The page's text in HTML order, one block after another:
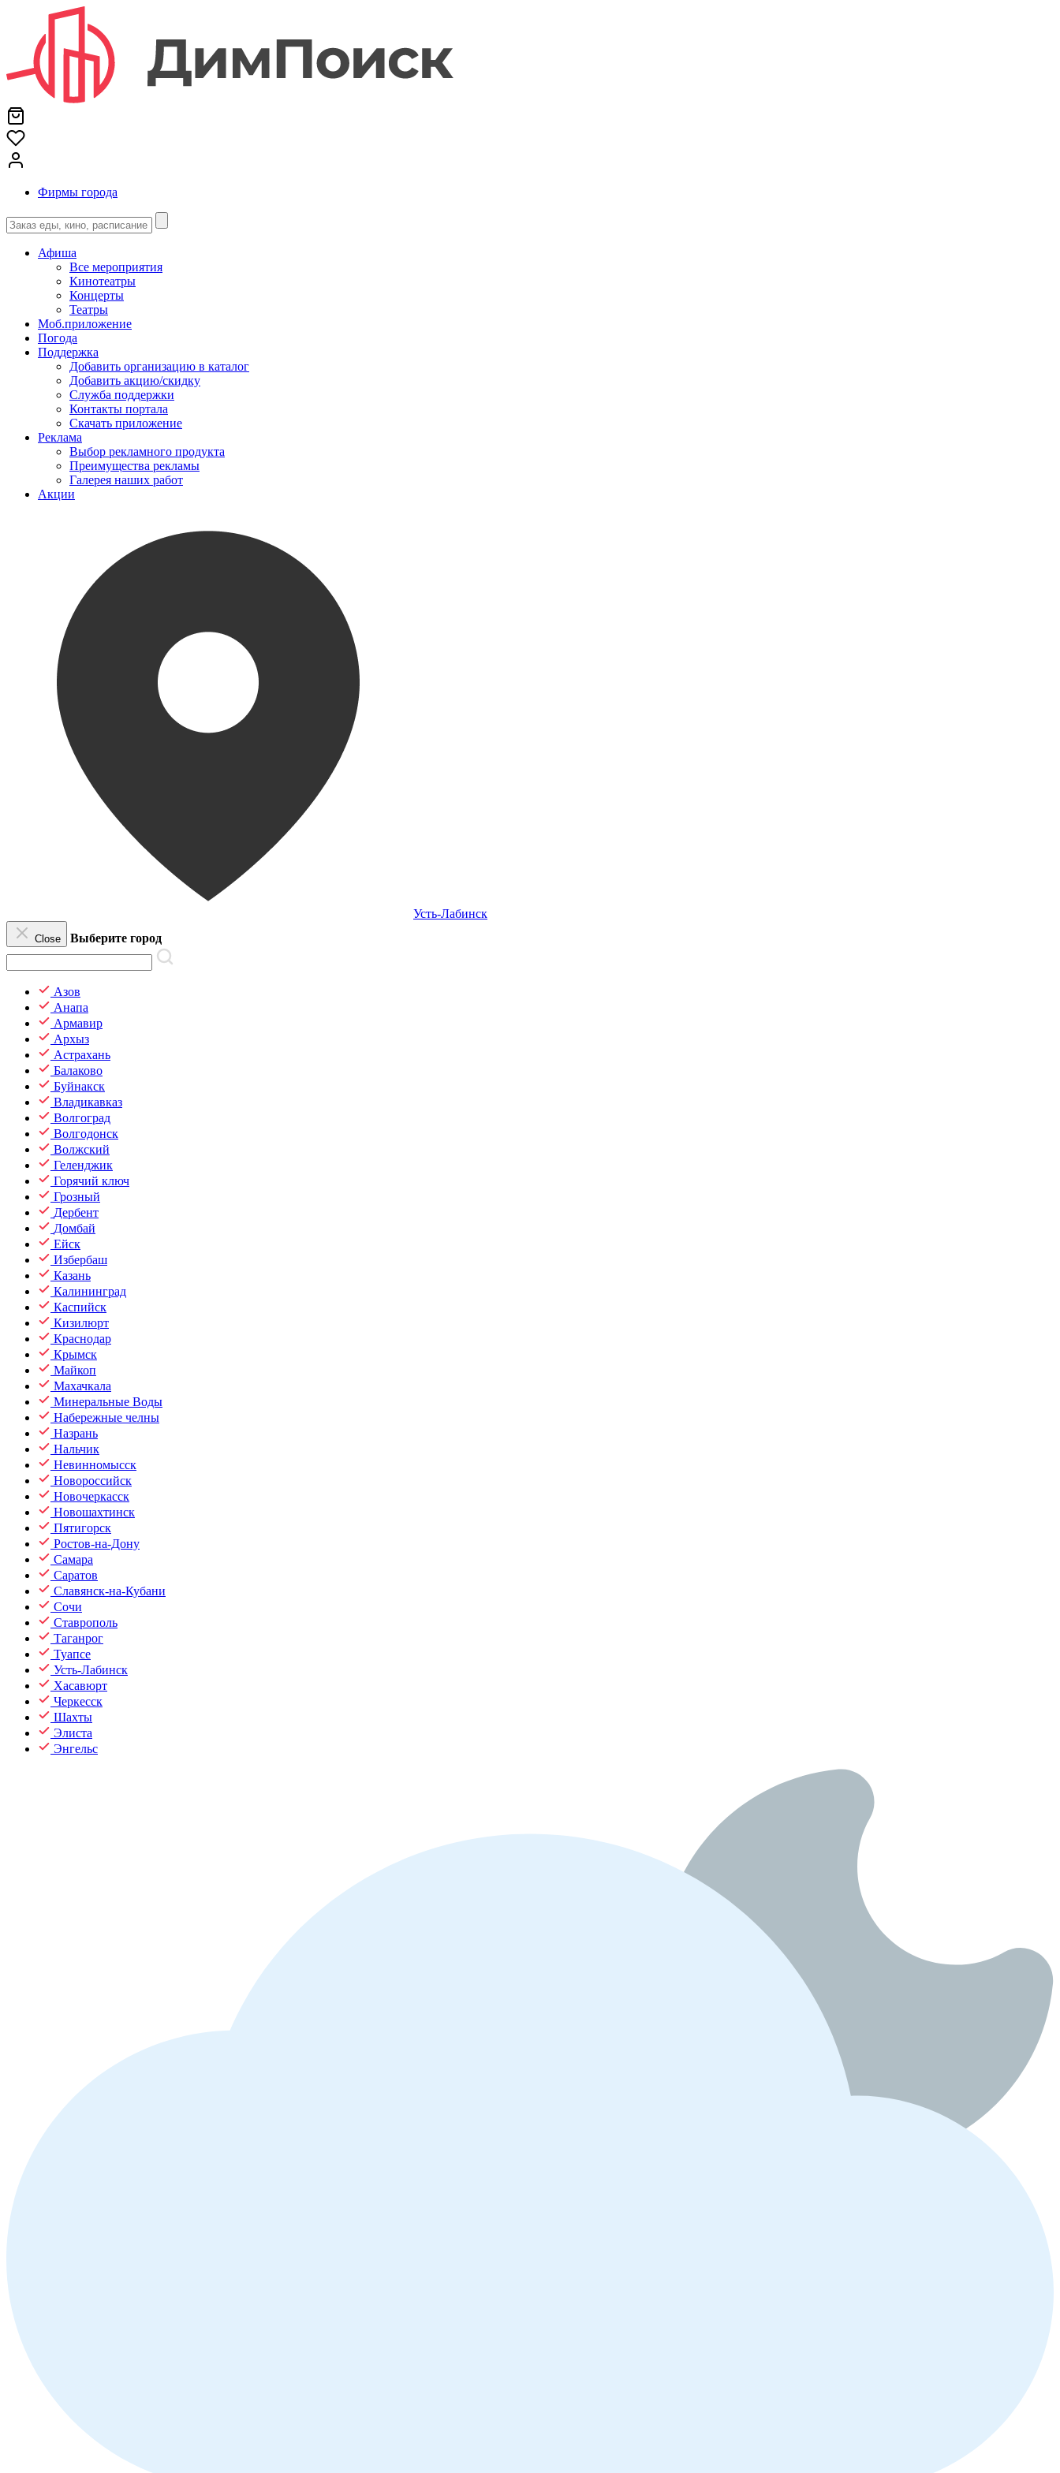
Фирмы города
Афиша
Все мероприятия
Кинотеатры
Концерты
Театры
Моб.приложение
Погода
Поддержка
Добавить организацию в каталог
Добавить акцию/скидку
Служба поддержки
Контакты портала
Скачать приложение
Реклама
Выбор рекламного продукта
Преимущества рекламы
Галерея наших работ
Акции
Усть-Лабинск
Close Выберите город
Азов
Анапа
Армавир
Архыз
Астрахань
Балаково
Буйнакск
Владикавказ
Волгоград
Волгодонск
Волжский
Геленджик
Горячий ключ
Грозный
Дербент
Домбай
Ейск
Избербаш
Казань
Калининград
Каспийск
Кизилюрт
Краснодар
Крымск
Майкоп
Махачкала
Минеральные Воды
Набережные челны
Назрань
Нальчик
Невинномысск
Новороссийск
Новочеркасск
Новошахтинск
Пятигорск
Ростов-на-Дону
Самара
Саратов
Славянск-на-Кубани
Сочи
Ставрополь
Таганрог
Туапсе
Усть-Лабинск
Хасавюрт
Черкесск
Шахты
Элиста
Энгельс